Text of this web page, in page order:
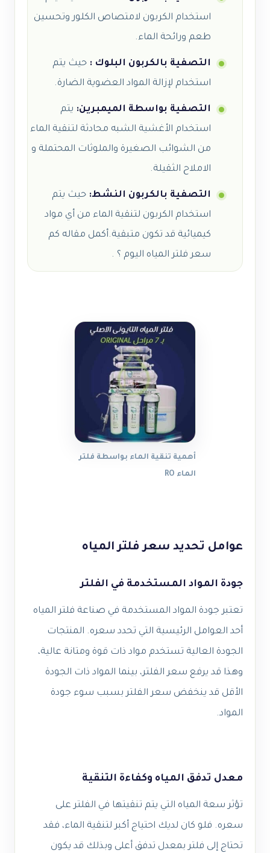
استخدام الكربون لامتصاص الكلور وتحسين
طعم ورائحة الماء.
التصفية بالكربون البلوك : حيث يتم
استخدام لإزالة المواد العضوية الضارة.
التصفية بواسطة الميمبرين: يتم
استخدام الأغشية الشبه محادثة لتنقية الماء
من الشوائب الصغيرة والملوثات المحتملة و
الاملاح الثقيلة.
التصفية بالكربون النشط: حيث يتم
استخدام الكربون لتنقية الماء من أي مواد
كيميائية قد تكون متبقية.أكمل مقاله كم
سعر فلتر المياه اليوم ؟ .
أهمية تنقية الماء بواسطة فلتر
الماء RO
عوامل تحديد سعر فلتر المياه
جودة المواد المستخدمة في الفلتر
تعتبر جودة المواد المستخدمة في صناعة فلتر المياه
أحد العوامل الرئيسية التي تحدد سعره. المنتجات
الجودة العالية تستخدم مواد ذات قوة ومتانة عالية،
وهذا قد يرفع سعر الفلتر، بينما المواد ذات الجودة
الأقل قد ينخفض سعر الفلتر بسبب سوء جودة
المواد.
معدل تدفق المياه وكفاءة التنقية
تؤثر سعة المياه التي يتم تنقيتها في الفلتر على
سعره. فلو كان لديك احتياج أكبر لتنقية الماء، فقد
تحتاج إلى فلتر بمعدل تدفق أعلى وبذلك قد يكون